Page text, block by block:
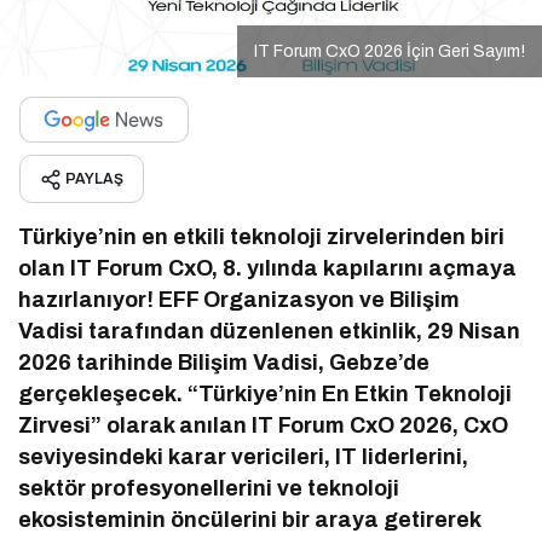
IT Forum CxO 2026 İçin Geri Sayım!
PAYLAŞ
Türkiye’nin en etkili teknoloji zirvelerinden biri
olan IT Forum CxO, 8. yılında kapılarını açmaya
hazırlanıyor! EFF Organizasyon ve Bilişim
Vadisi tarafından düzenlenen etkinlik, 29 Nisan
2026 tarihinde Bilişim Vadisi, Gebze’de
gerçekleşecek. “Türkiye’nin En Etkin Teknoloji
Zirvesi” olarak anılan IT Forum CxO 2026, CxO
seviyesindeki karar vericileri, IT liderlerini,
sektör profesyonellerini ve teknoloji
ekosisteminin öncülerini bir araya getirerek